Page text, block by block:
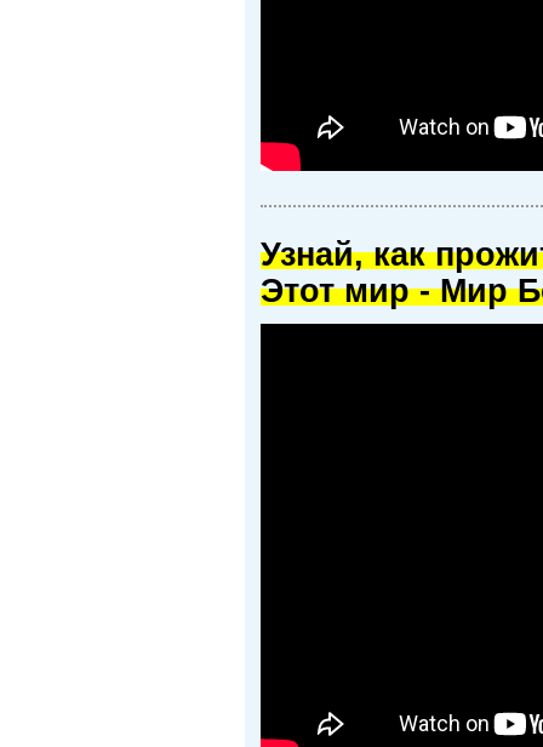
Узнай, как
Этот мир - Мир